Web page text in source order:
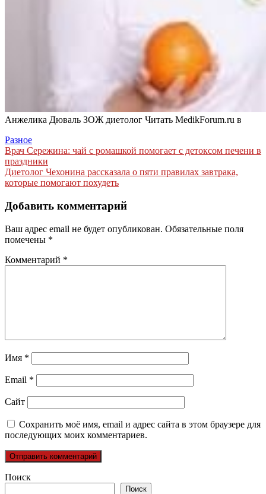
Анжелика Дюваль ЗОЖ диетолог Читать MedikForum.ru в
Разное
Навигация
по
записям
Врач Сережина: чай с ромашкой помогает с детоксом печени в
праздники
Диетолог Чехонина рассказала о пяти правилах завтрака,
которые помогают похудеть
Добавить комментарий
Ваш адрес email не будет опубликован. Обязательные поля
помечены *
Комментарий *
Имя *
Email *
Сайт
Сохранить моё имя, email и адрес сайта в этом браузере для
последующих моих комментариев.
Поиск
Поиск